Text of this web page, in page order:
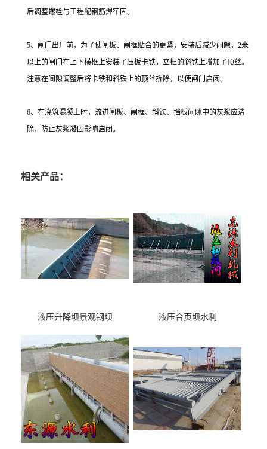
后调整螺栓与工程配钢筋焊牢固。
5、闸门出厂前，为了使闸板、闸框贴合的更紧，安装后减少间隙，2米
以上的闸门在上下横框上安装了压板卡铁，立框的斜铁上增加了顶丝。
注意在间隙调整后将卡铁和斜铁上的顶丝拆除，以使闸门启闭。
6、在浇筑混凝土时，流进闸板、闸框、斜铁、挡板间隙中的灰浆应清
除，防止灰浆凝固影响启闭。
相关产品：
液压升降坝景观钢坝 液压合页坝水利